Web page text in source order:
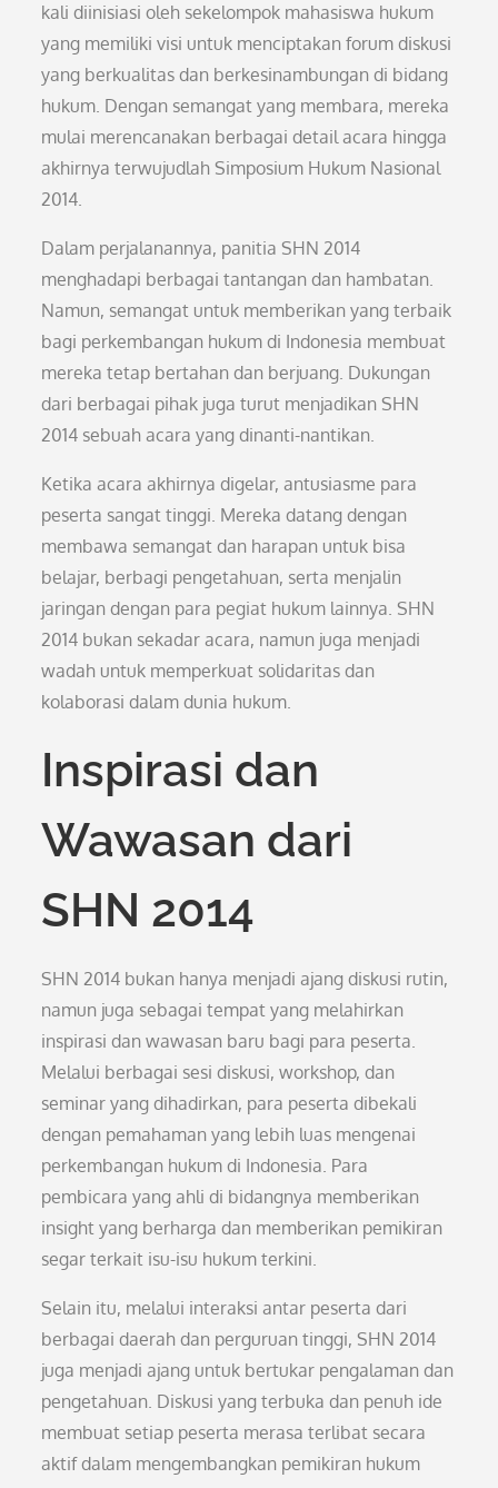
kali diinisiasi oleh sekelompok mahasiswa hukum
yang memiliki visi untuk menciptakan forum diskusi
yang berkualitas dan berkesinambungan di bidang
hukum. Dengan semangat yang membara, mereka
mulai merencanakan berbagai detail acara hingga
akhirnya terwujudlah Simposium Hukum Nasional
2014.
Dalam perjalanannya, panitia SHN 2014
menghadapi berbagai tantangan dan hambatan.
Namun, semangat untuk memberikan yang terbaik
bagi perkembangan hukum di Indonesia membuat
mereka tetap bertahan dan berjuang. Dukungan
dari berbagai pihak juga turut menjadikan SHN
2014 sebuah acara yang dinanti-nantikan.
Ketika acara akhirnya digelar, antusiasme para
peserta sangat tinggi. Mereka datang dengan
membawa semangat dan harapan untuk bisa
belajar, berbagi pengetahuan, serta menjalin
jaringan dengan para pegiat hukum lainnya. SHN
2014 bukan sekadar acara, namun juga menjadi
wadah untuk memperkuat solidaritas dan
kolaborasi dalam dunia hukum.
Inspirasi dan
Wawasan dari
SHN 2014
SHN 2014 bukan hanya menjadi ajang diskusi rutin,
namun juga sebagai tempat yang melahirkan
inspirasi dan wawasan baru bagi para peserta.
Melalui berbagai sesi diskusi, workshop, dan
seminar yang dihadirkan, para peserta dibekali
dengan pemahaman yang lebih luas mengenai
perkembangan hukum di Indonesia. Para
pembicara yang ahli di bidangnya memberikan
insight yang berharga dan memberikan pemikiran
segar terkait isu-isu hukum terkini.
Selain itu, melalui interaksi antar peserta dari
berbagai daerah dan perguruan tinggi, SHN 2014
juga menjadi ajang untuk bertukar pengalaman dan
pengetahuan. Diskusi yang terbuka dan penuh ide
membuat setiap peserta merasa terlibat secara
aktif dalam mengembangkan pemikiran hukum